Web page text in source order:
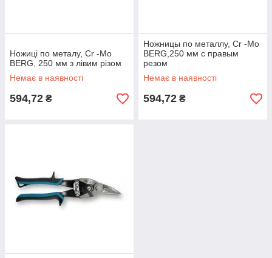
Ножиці по металу, Cr -Mo
BERG, 250 мм з лівим різом
Немає в наявності
594,72 ₴
Ножницы по металлу, Cr -Mo
BERG,250 мм с правым
резом
Немає в наявності
594,72 ₴